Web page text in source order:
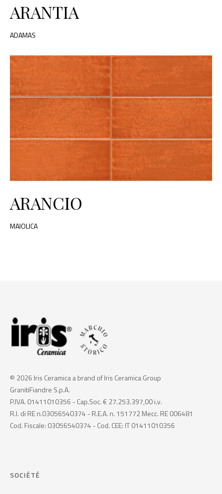
ARANTIA
ADAMAS
ARANCIO
MAIOLICA
© 2026 Iris Ceramica a brand of Iris Ceramica Group
GranitiFiandre S.p.A.
P.IVA. 01411010356 - Cap.Soc. € 27.253.397,00 i.v.
R.I. di RE n.03056540374 - R.E.A. n. 151772 Mecc. RE 006481
Cod. Fiscale: 03056540374 - Cod. CEE: IT 01411010356
SOCIÉTÉ